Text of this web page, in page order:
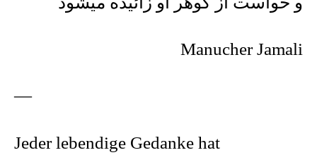
Manucher Jamali
—
Jeder lebendige Gedanke hat